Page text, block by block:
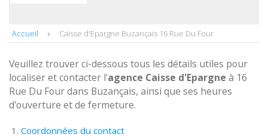
Accueil Caisse d'Epargne Buzançais 16 Rue Du Four
Veuillez trouver ci-dessous tous les détails utiles pour
localiser et contacter l'agence Caisse d'Epargne à 16
Rue Du Four dans Buzançais, ainsi que ses heures
d'ouverture et de fermeture.
Coordonnées du contact